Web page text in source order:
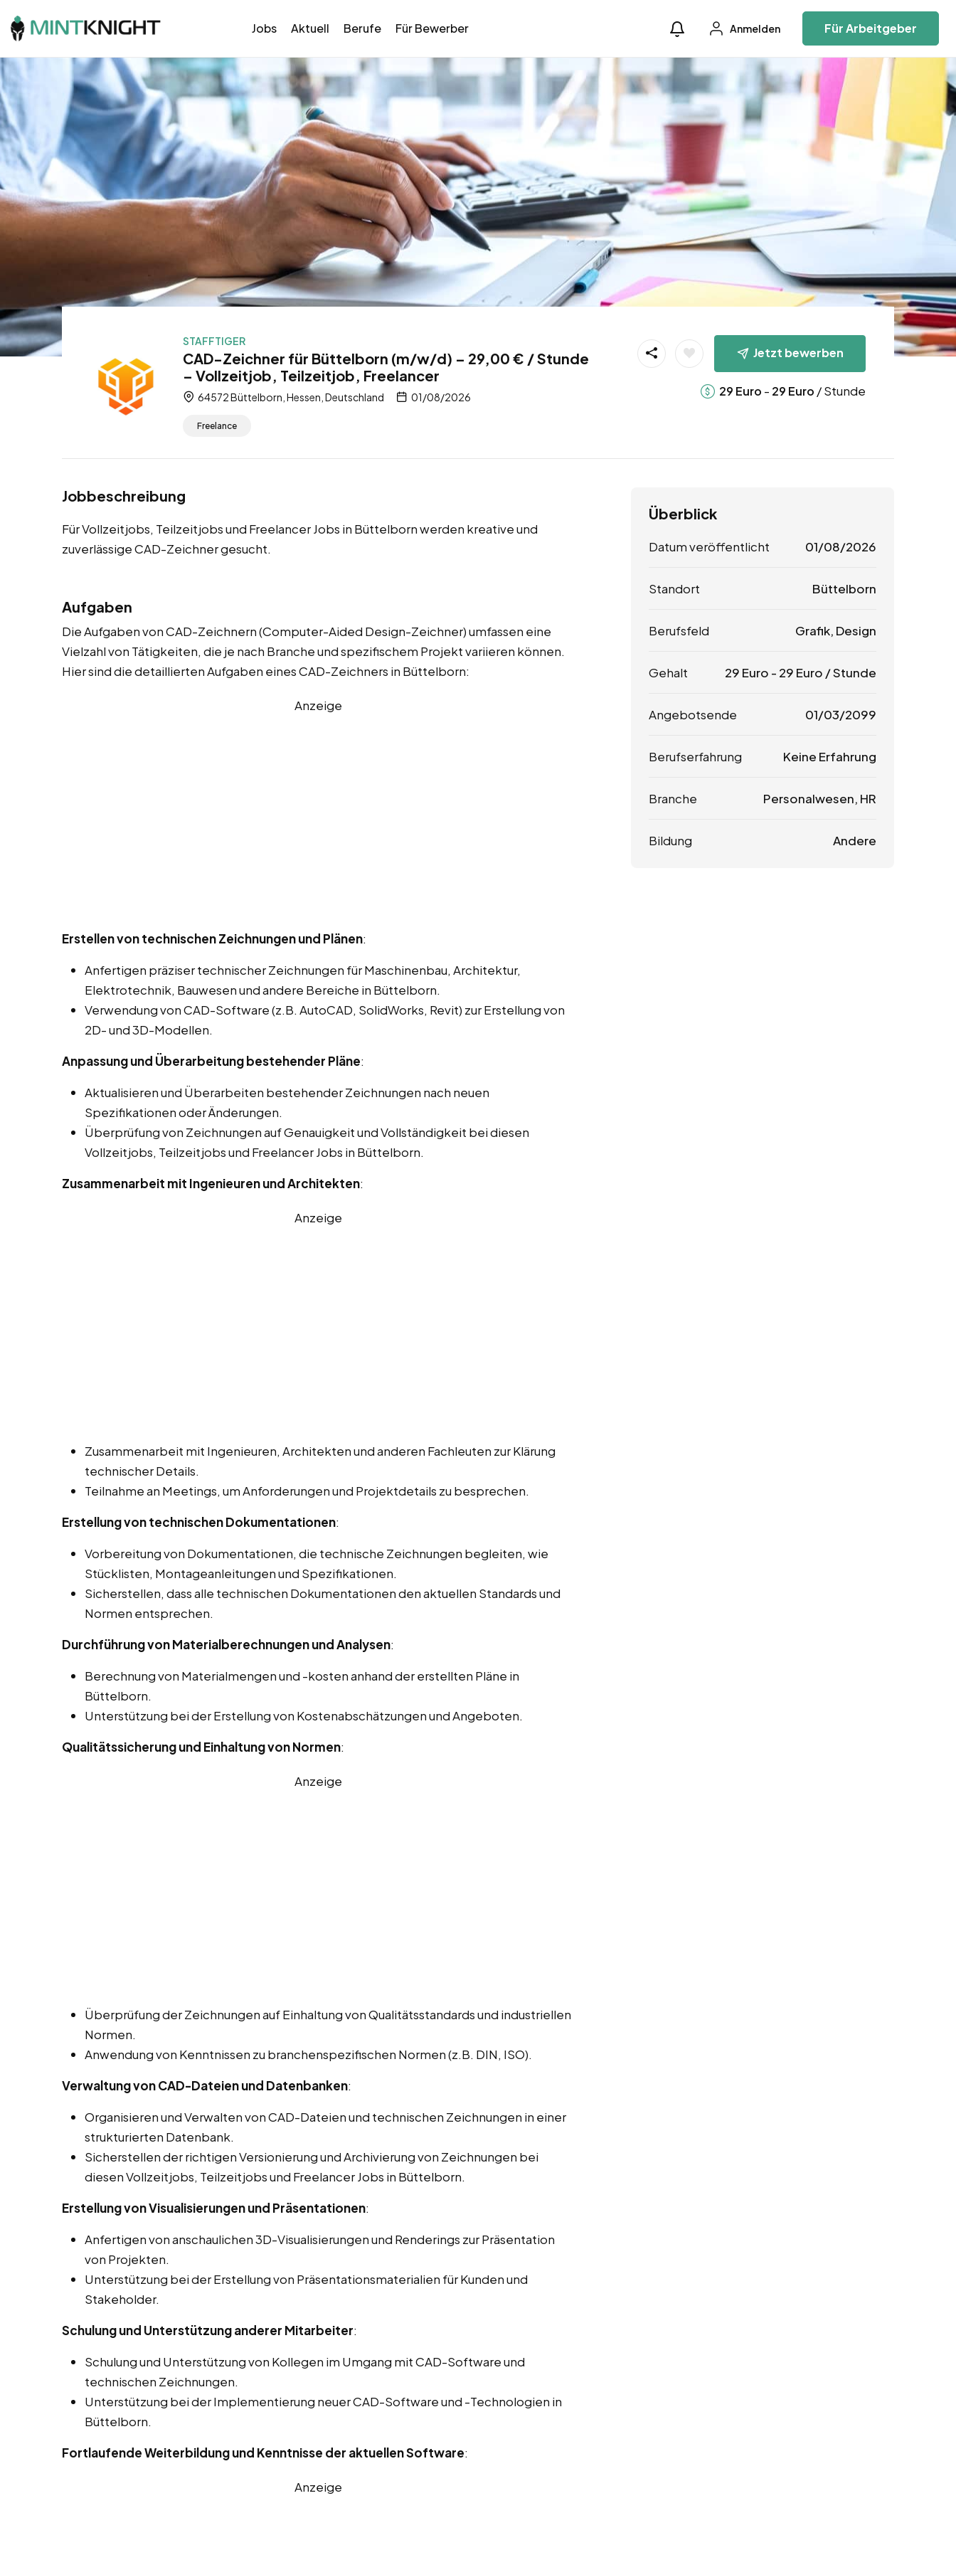
Jobs Aktuell Berufe Für Bewerber Anmelden Für Arbeitgeber
STAFFTIGER
CAD-Zeichner für Büttelborn (m/w/d) – 29,00 € / Stunde
– Vollzeitjob, Teilzeitjob, Freelancer
64572 Büttelborn, Hessen, Deutschland 01/08/2026
Freelance
Jetzt bewerben
29 Euro - 29 Euro / Stunde
Jobbeschreibung
Für Vollzeitjobs, Teilzeitjobs und Freelancer Jobs in Büttelborn werden kreative und
zuverlässige CAD-Zeichner gesucht.
Aufgaben
Die Aufgaben von CAD-Zeichnern (Computer-Aided Design-Zeichner) umfassen eine
Vielzahl von Tätigkeiten, die je nach Branche und spezifischem Projekt variieren können.
Hier sind die detaillierten Aufgaben eines CAD-Zeichners in Büttelborn:
Anzeige
Erstellen von technischen Zeichnungen und Plänen:
Anfertigen präziser technischer Zeichnungen für Maschinenbau, Architektur,
Elektrotechnik, Bauwesen und andere Bereiche in Büttelborn.
Verwendung von CAD-Software (z.B. AutoCAD, SolidWorks, Revit) zur Erstellung von
2D- und 3D-Modellen.
Anpassung und Überarbeitung bestehender Pläne:
Aktualisieren und Überarbeiten bestehender Zeichnungen nach neuen
Spezifikationen oder Änderungen.
Überprüfung von Zeichnungen auf Genauigkeit und Vollständigkeit bei diesen
Vollzeitjobs, Teilzeitjobs und Freelancer Jobs in Büttelborn.
Zusammenarbeit mit Ingenieuren und Architekten:
Anzeige
Zusammenarbeit mit Ingenieuren, Architekten und anderen Fachleuten zur Klärung
technischer Details.
Teilnahme an Meetings, um Anforderungen und Projektdetails zu besprechen.
Erstellung von technischen Dokumentationen:
Vorbereitung von Dokumentationen, die technische Zeichnungen begleiten, wie
Stücklisten, Montageanleitungen und Spezifikationen.
Sicherstellen, dass alle technischen Dokumentationen den aktuellen Standards und
Normen entsprechen.
Durchführung von Materialberechnungen und Analysen:
Berechnung von Materialmengen und -kosten anhand der erstellten Pläne in
Büttelborn.
Unterstützung bei der Erstellung von Kostenabschätzungen und Angeboten.
Qualitätssicherung und Einhaltung von Normen:
Anzeige
Überprüfung der Zeichnungen auf Einhaltung von Qualitätsstandards und industriellen
Normen.
Anwendung von Kenntnissen zu branchenspezifischen Normen (z.B. DIN, ISO).
Verwaltung von CAD-Dateien und Datenbanken:
Organisieren und Verwalten von CAD-Dateien und technischen Zeichnungen in einer
strukturierten Datenbank.
Sicherstellen der richtigen Versionierung und Archivierung von Zeichnungen bei
diesen Vollzeitjobs, Teilzeitjobs und Freelancer Jobs in Büttelborn.
Erstellung von Visualisierungen und Präsentationen:
Anfertigen von anschaulichen 3D-Visualisierungen und Renderings zur Präsentation
von Projekten.
Unterstützung bei der Erstellung von Präsentationsmaterialien für Kunden und
Stakeholder.
Schulung und Unterstützung anderer Mitarbeiter:
Schulung und Unterstützung von Kollegen im Umgang mit CAD-Software und
technischen Zeichnungen.
Unterstützung bei der Implementierung neuer CAD-Software und -Technologien in
Büttelborn.
Fortlaufende Weiterbildung und Kenntnisse der aktuellen Software:
Anzeige
Überblick
Datum veröffentlicht 01/08/2026
Standort Büttelborn
Berufsfeld Grafik, Design
Gehalt 29 Euro - 29 Euro / Stunde
Angebotsende 01/03/2099
Berufserfahrung Keine Erfahrung
Branche Personalwesen, HR
Bildung Andere